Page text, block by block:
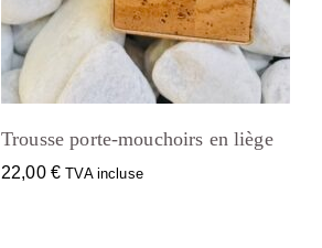
Trousse porte-mouchoirs en liège
22,00 € TVA incluse